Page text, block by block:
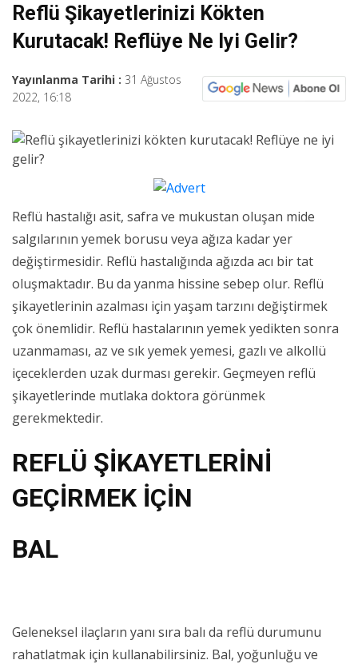
Reflü Şikayetlerinizi Kökten
Kurutacak! Reflüye Ne Iyi Gelir?
Yayınlanma Tarihi : 31 Ağustos
2022, 16:18
Reflü hastalığı asit, safra ve mukustan oluşan mide
salgılarının yemek borusu veya ağıza kadar yer
değiştirmesidir. Reflü hastalığında ağızda acı bir tat
oluşmaktadır. Bu da yanma hissine sebep olur. Reflü
şikayetlerinin azalması için yaşam tarzını değiştirmek
çok önemlidir. Reflü hastalarının yemek yedikten sonra
uzanmaması, az ve sık yemek yemesi, gazlı ve alkollü
içeceklerden uzak durması gerekir. Geçmeyen reflü
şikayetlerinde mutlaka doktora görünmek
gerekmektedir.
REFLÜ ŞİKAYETLERİNİ
GEÇİRMEK İÇİN
BAL
Geleneksel ilaçların yanı sıra balı da reflü durumunu
rahatlatmak için kullanabilirsiniz. Bal, yoğunluğu ve